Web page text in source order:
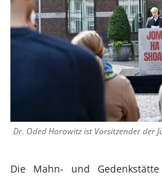
Dr. Oded Horowitz ist Vorsitzender der
Die Mahn- und